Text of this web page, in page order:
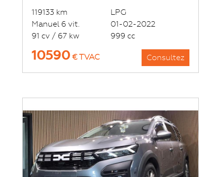
119133 km
Manuel 6 vit.
91 cv / 67 kw
LPG
01-02-2022
999 cc
Consultez
10590€ TVAC